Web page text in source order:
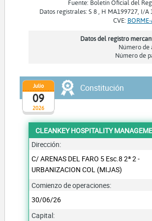
Fuente: Boletín Oficial del
Datos registrales: S 8 , H MA199727, I/
CVE:
Datos del registro
Número de
Número de
2026
Julio
09
Constitución
CLEANKEY HOSPITALITY
Dirección:
C/ ARENAS DEL FARO 5 Esc.8 2ª 2 -
URBANIZACION COL (MIJAS)
Comienzo de operaciones:
30/06/26
Capital: